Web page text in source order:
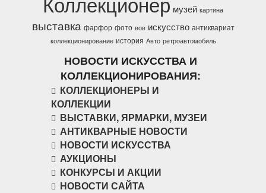
музей картина
выставка фарфор фото вов искусство антиквариат
коллекционирование история Авто ретроавтомобиль
НОВОСТИ ИСКУССТВА И
КОЛЛЕКЦИОНИРОВАНИЯ:
КОЛЛЕКЦИОНЕРЫ И
КОЛЛЕКЦИИ
ВЫСТАВКИ, ЯРМАРКИ, МУЗЕИ
АНТИКВАРНЫЕ НОВОСТИ
НОВОСТИ ИСКУССТВА
АУКЦИОНЫ
КОНКУРСЫ И АКЦИИ
НОВОСТИ САЙТА